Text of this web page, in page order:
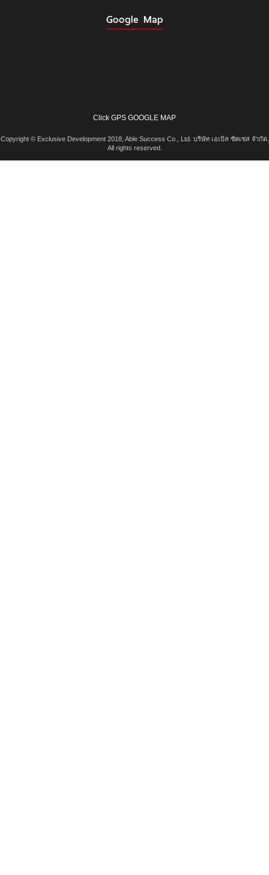
Google Map
Click GPS GOOGLE MAP
Copyright © Exclusive Development 2018, Able Success Co., Ltd. บริษัท เอเบิล ซัคเซส จำกัด,
All rights reserved.